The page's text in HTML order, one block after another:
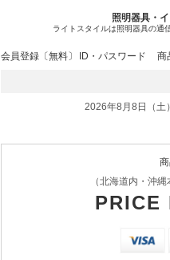
照明器具・
ライトスタイルは照明器具の通
会員登録〔無料〕 ID・パスワード 商
2026年8月8日（土
（北海道内・沖
PRICE